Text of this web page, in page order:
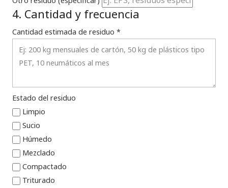
4. Cantidad y frecuencia
Cantidad estimada de residuo *
Estado del residuo
Limpio
Sucio
Húmedo
Mezclado
Compactado
Triturado